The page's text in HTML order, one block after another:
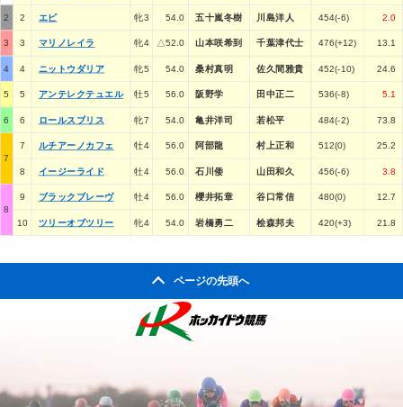
2 2 エピ 牝3 54.0 五十嵐冬樹 川島洋人 454(-6) 2.0
3 3 マリノレイラ 牝4 △52.0 山本咲希到 千葉津代士 476(+12) 13.1
4 4 ニットウダリア 牝5 54.0 桑村真明 佐久間雅貴 452(-10) 24.6
5 5 アンテレクテュエル 牡5 56.0 阪野学 田中正二 536(-8) 5.1
6 6 ロールスブリス 牝7 54.0 亀井洋司 若松平 484(-2) 73.8
7
7 ルチアーノカフェ 牡4 56.0 阿部龍 村上正和 512(0) 25.2
8 イージーライド 牡4 56.0 石川倭 山田和久 456(-6) 3.8
8
9 ブラックブレーヴ 牡4 56.0 櫻井拓章 谷口常信 480(0) 12.7
10 ツリーオブツリー 牝4 54.0 岩橋勇二 桧森邦夫 420(+3) 21.8
ページの先頭へ